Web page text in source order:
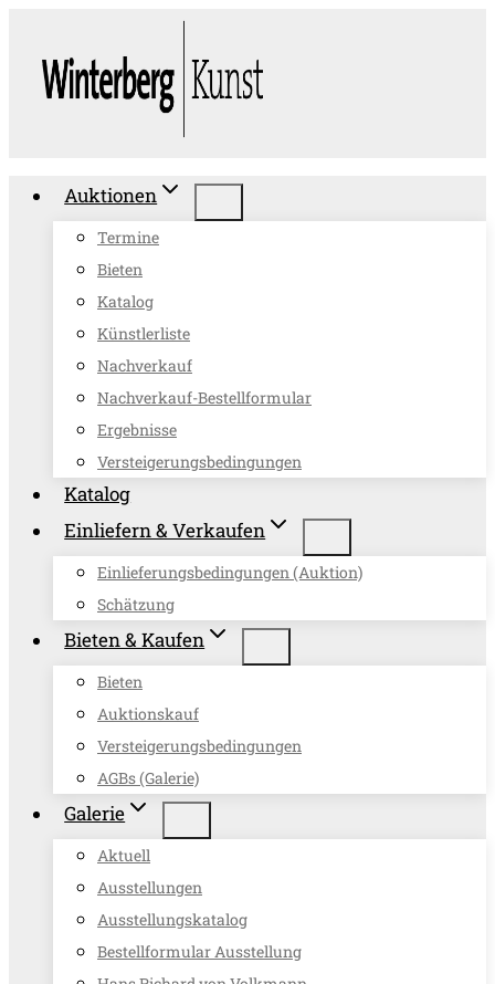
springen
Auktionen
Termine
Bieten
Katalog
Künstlerliste
Nachverkauf
Nachverkauf-Bestellformular
Ergebnisse
Versteigerungsbedingungen
Katalog
Einliefern & Verkaufen
Einlieferungsbedingungen (Auktion)
Schätzung
Bieten & Kaufen
Bieten
Auktionskauf
Versteigerungsbedingungen
AGBs (Galerie)
Galerie
Aktuell
Ausstellungen
Ausstellungskatalog
Bestellformular Ausstellung